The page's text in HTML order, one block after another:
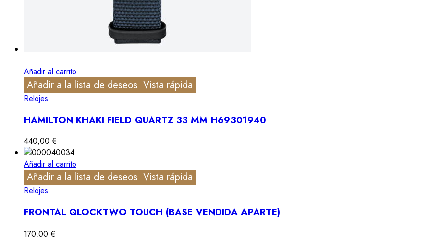
Añadir al carrito
Añadir a la lista de deseos Vista rápida
Relojes
HAMILTON KHAKI FIELD QUARTZ 33 MM H69301940
440,00€
Añadir al carrito
Añadir a la lista de deseos Vista rápida
Relojes
FRONTAL QLOCKTWO TOUCH (BASE VENDIDA APARTE)
170,00€